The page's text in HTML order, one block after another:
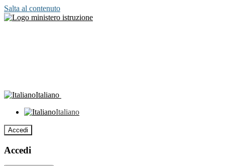
Salta al contenuto
Italiano
Italiano
Accedi
Accedi